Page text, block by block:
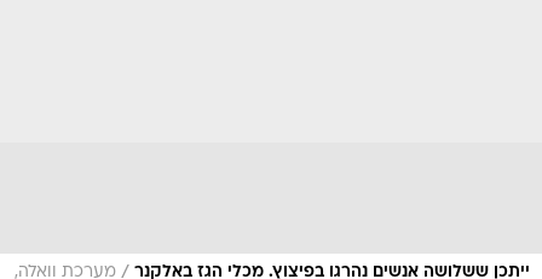
ייתכן ששלושה אנשים נהרגו בפיצוץ. מכלי הגז באלקנר / מערכת וואלה,